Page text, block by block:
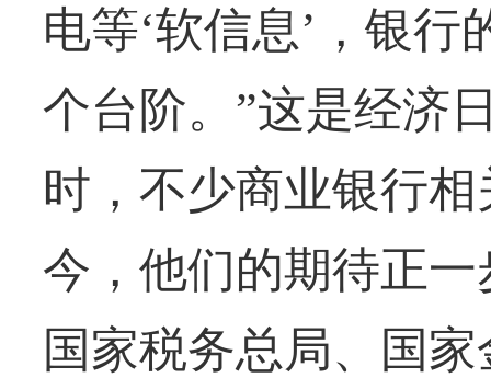
电等‘软信息’，银
个台阶。”这是经济
时，不少商业银行
今，他们的期待正
国家税务总局、国